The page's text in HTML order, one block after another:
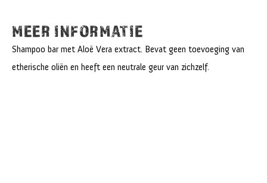
MEER INFORMATIE
Shampoo bar met Aloë Vera extract. Bevat geen toevoeging van
etherische oliën en heeft een neutrale geur van zichzelf.